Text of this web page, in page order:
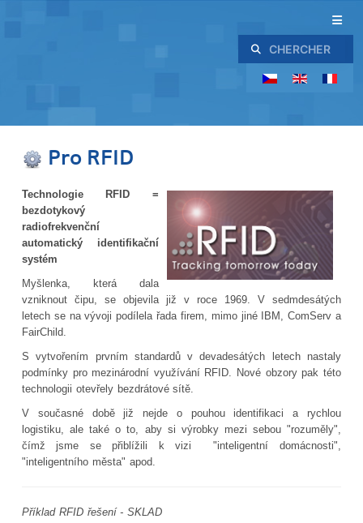
Rechercher
Pro RFID
Technologie RFID =
bezdotykový
radiofrekvenční
automatický identifikační
systém
Myšlenka, která dala
vzniknout čipu, se objevila již v roce 1969. V sedmdesátých
letech se na vývoji podílela řada firem, mimo jiné IBM, ComServ a
FairChild.
S vytvořením prvním standardů v devadesátých letech nastaly
podmínky pro mezinárodní využívání RFID. Nové obzory pak této
technologii otevřely bezdrátové sítě.
V současné době již nejde o pouhou identifikaci a rychlou
logistiku, ale také o to, aby si výrobky mezi sebou "rozuměly",
čímž jsme se přiblížili k vizi "inteligentní domácnosti",
"inteligentního města" apod.
Příklad RFID řešení - SKLAD